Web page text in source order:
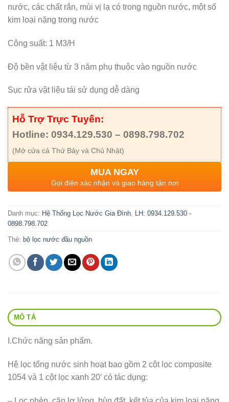
nước, các chất rắn, mùi vị lạ có trong nguồn nước, một số
kim loại nặng trong nước
Công suất: 1 M3/H
Độ bền vật liệu từ 3 năm phụ thuộc vào nguồn nước
Sục rửa vật liệu tái sử dụng dễ dàng
Hỗ Trợ Trực Tuyến:
Hotline: 0934.129.530 – 0898.798.702
(Mở cửa cả Thứ Bảy và Chủ Nhật)
MUA NGAY
Gọi điện xác nhận và giao hàng tận nơi
Danh mục: Hệ Thống Lọc Nước Gia Đình, LH: 0934.129.530 -
0898.798.702
Thẻ: bộ lọc nước đầu nguồn
MÔ TẢ
I.Chức năng sản phẩm.
Hệ lọc tổng nước sinh hoạt bao gồm 2 cột lọc composite
1054 và 1 cột lọc xanh 20′ có tác dụng: